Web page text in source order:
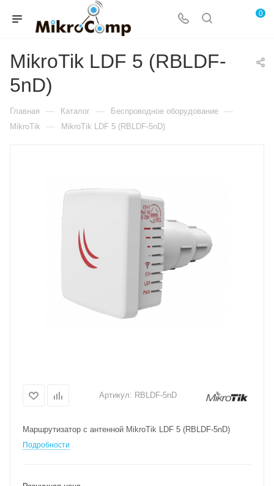
0
MikroTik LDF 5 (RBLDF-
5nD)
Главная — Каталог — Беспроводное оборудование —
MikroTik — MikroTik LDF 5 (RBLDF-5nD)
Артикул: RBLDF-5nD
Маршрутизатор с антенной MikroTik LDF 5 (RBLDF-5nD)
Подробности